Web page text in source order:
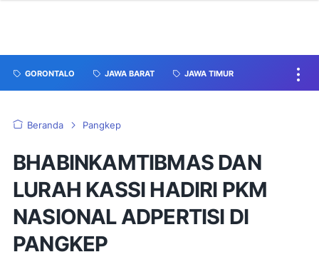
GORONTALO JAWA BARAT JAWA TIMUR
Beranda Pangkep
BHABINKAMTIBMAS DAN
LURAH KASSI HADIRI PKM
NASIONAL ADPERTISI DI
PANGKEP